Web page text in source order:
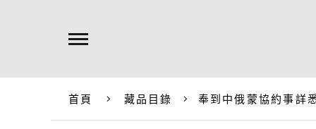
首頁 藏品目錄 奉到中俄蒙協約事詳